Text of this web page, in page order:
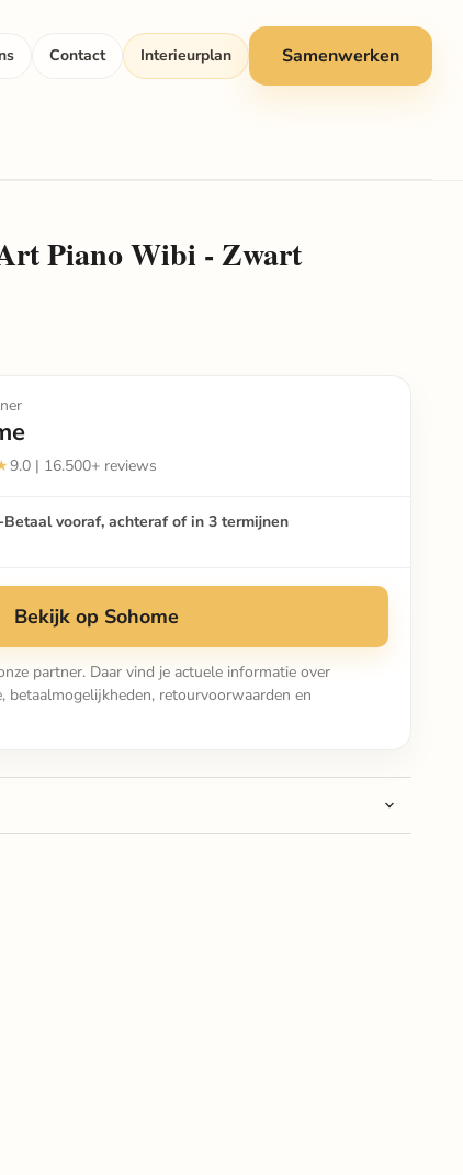
Contact Interieurplan Samenwerken
Piano Wibi - Zwart
9.0 | 16.500+ reviews
Betaal vooraf, achteraf of in 3 termijnen
Bekijk op Sohome
partner. Daar vind je actuele informatie over
betaalmogelijkheden, retourvoorwaarden en